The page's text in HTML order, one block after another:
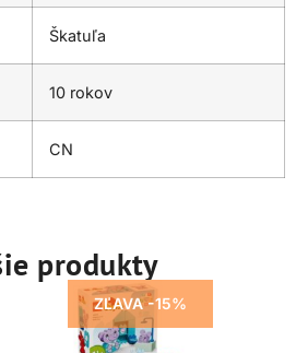
Škatuľa
10 rokov
CN
produkty
ZĽAVA -15%